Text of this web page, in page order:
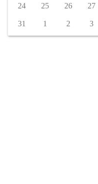
24 25 26 27
31 1 2 3